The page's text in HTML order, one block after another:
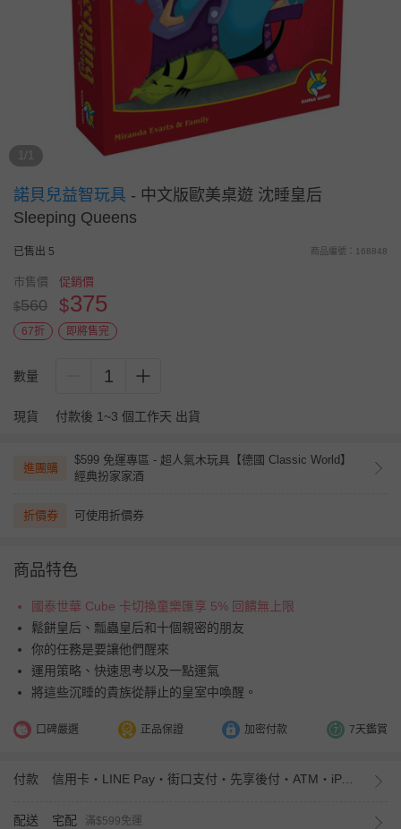
1/1
諾貝兒益智玩具 - 中文版歐美桌遊 沈睡皇后
Sleeping Queens
已售出 5 商品編號：168848
市售價
$560
促銷價
$375
67折 即將售完
數量 1
現貨 付款後 1~3 個工作天 出貨
進團購
$599 免運專區 - 超人氣木玩具【德國 Classic World】
經典扮家家酒
折價券 可使用折價券
商品特色
國泰世華 Cube 卡切換童樂匯享 5% 回饋無上限
鬆餅皇后、瓢蟲皇后和十個親密的朋友
你的任務是要讓他們醒來
運用策略、快速思考以及一點運氣
將這些沉睡的貴族從靜止的皇室中喚醒。
口碑嚴選 正品保證 加密付款 7天鑑賞
付款 信用卡・LINE Pay・街口支付・先享後付・ATM・iPASS MONEY
配送 宅配 滿$599免運